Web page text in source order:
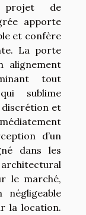
projet de
apporte
et confère
La porte
alignement
tout
sublime
discrétion et
d’un
dans les
le marché,
la location.